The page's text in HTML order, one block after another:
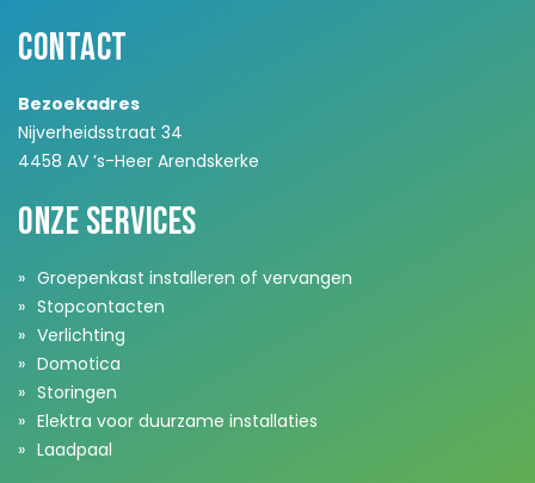
Contact
Bezoekadres
Nijverheidsstraat 34
4458 AV ’s-Heer Arendskerke
Onze services
Groepenkast installeren of vervangen
Stopcontacten
Verlichting
Domotica
Storingen
Elektra voor duurzame installaties
Laadpaal